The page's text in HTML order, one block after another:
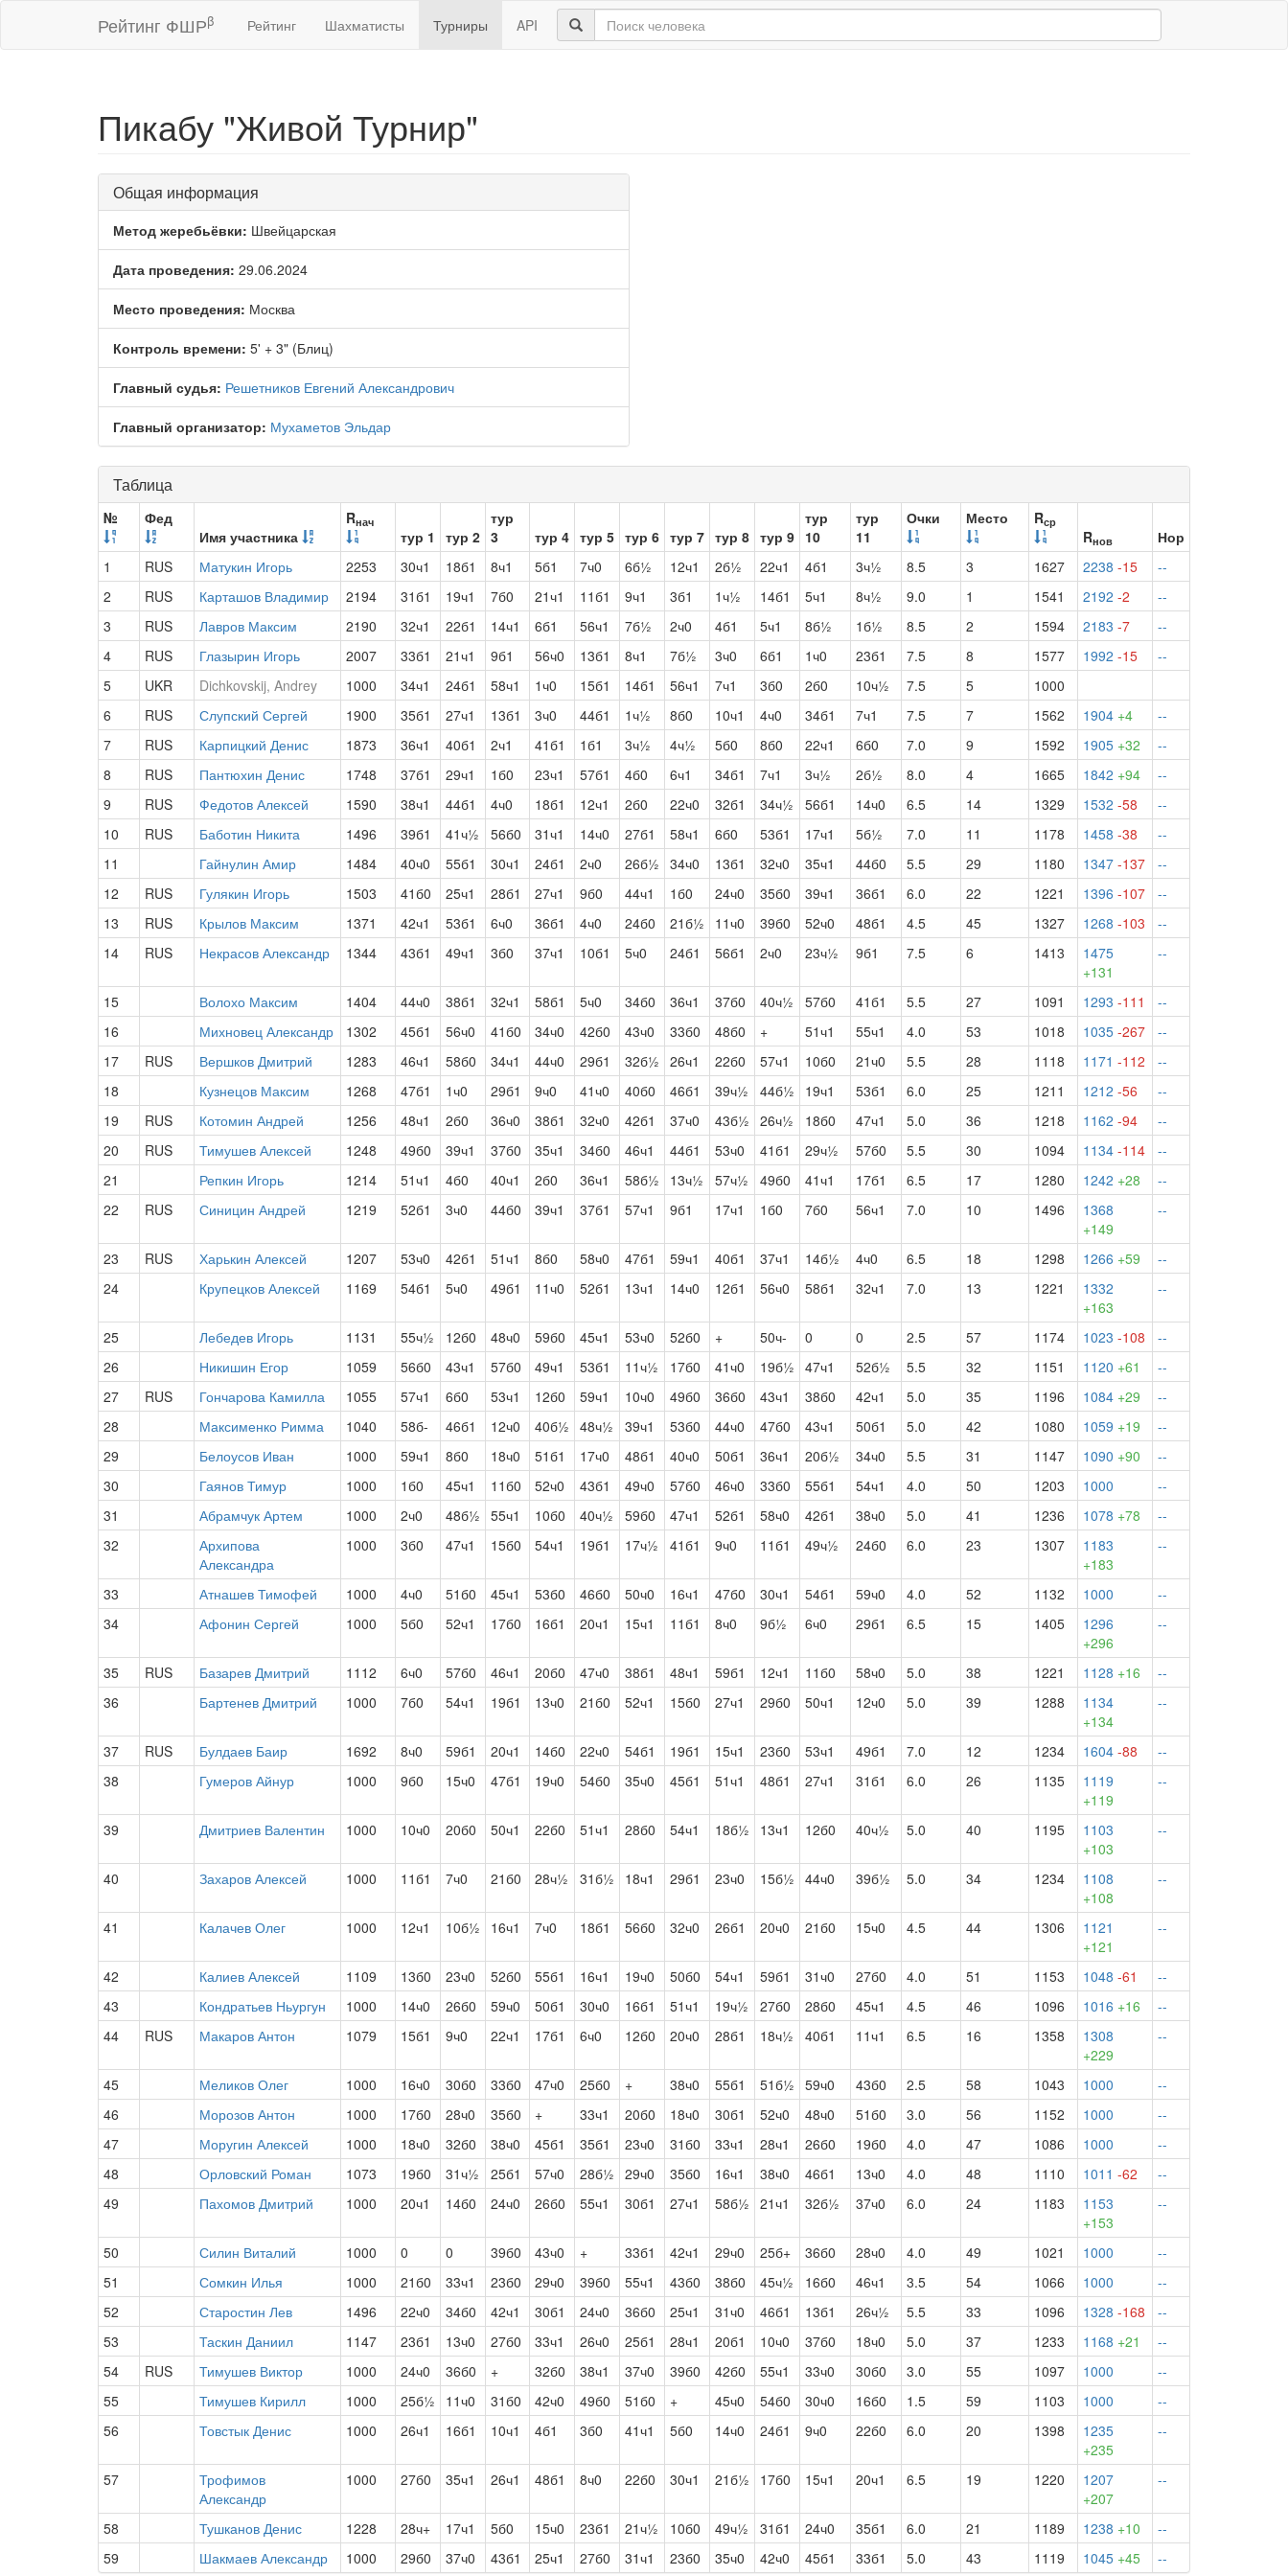
Рейтинг ФШРβ Рейтинг Шахматисты Турниры API
Пикабу "Живой Турнир"
Общая информация
Метод жеребьёвки: Швейцарская
Дата проведения: 29.06.2024
Место проведения: Москва
Контроль времени: 5' + 3" (Блиц)
Главный судья: Решетников Евгений Александрович
Главный организатор: Мухаметов Эльдар
Таблица
№
Фед
Имя участника
Rнач
тур 1 тур 2
тур
3
тур 4 тур 5 тур 6 тур 7 тур 8 тур 9
тур
10
тур
11
Очки Место Rср
Rнов
Нор
1
RUS Матукин Игорь 2253 30ч1 18б1 8ч1 5б1 7ч0 6б½ 12ч1 2б½ 22ч1 4б1 3ч½ 8.5 3 1627 2238 -15
--
2
RUS Карташов Владимир 2194 31б1 19ч1 7б0 21ч1 11б1 9ч1 3б1 1ч½ 14б1 5ч1 8ч½ 9.0 1 1541 2192 -2
--
3
RUS Лавров Максим 2190 32ч1 22б1 14ч1 6б1 56ч1 7б½ 2ч0 4б1 5ч1 8б½ 1б½ 8.5 2 1594 2183 -7
--
4
RUS Глазырин Игорь 2007 33б1 21ч1 9б1 56ч0 13б1 8ч1 7б½ 3ч0 6б1 1ч0 23б1 7.5 8 1577 1992 -15
--
5
UKR Dichkovskij, Andrey 1000 34ч1 24б1 58ч1 1ч0 15б1 14б1 56ч1 7ч1 3б0 2б0 10ч½ 7.5 5
1000
6
RUS Слупский Сергей 1900 35б1 27ч1 13б1 3ч0 44б1 1ч½ 8б0 10ч1 4ч0 34б1 7ч1 7.5 7 1562 1904 +4
--
7
RUS Карпицкий Денис 1873 36ч1 40б1 2ч1 41б1 1б1 3ч½ 4ч½ 5б0 8б0 22ч1 6б0 7.0 9 1592 1905 +32
--
8
RUS Пантюхин Денис 1748 37б1 29ч1 1б0 23ч1 57б1 4б0 6ч1 34б1 7ч1 3ч½ 2б½ 8.0 4 1665 1842 +94
--
9
RUS Федотов Алексей 1590 38ч1 44б1 4ч0 18б1 12ч1 2б0 22ч0 32б1 34ч½ 56б1 14ч0 6.5 14 1329 1532 -58
--
10
RUS Баботин Никита 1496 39б1 41ч½ 56б0 31ч1 14ч0 27б1 58ч1 6б0 53б1 17ч1 5б½ 7.0 11 1178 1458 -38
--
11
Гайнулин Амир 1484 40ч0 55б1 30ч1 24б1 2ч0 26б½ 34ч0 13б1 32ч0 35ч1 44б0 5.5 29 1180 1347 -137
--
12
RUS Гулякин Игорь 1503 41б0 25ч1 28б1 27ч1 9б0 44ч1 1б0 24ч0 35б0 39ч1 36б1 6.0 22 1221 1396 -107
--
13
RUS Крылов Максим 1371 42ч1 53б1 6ч0 36б1 4ч0 24б0 21б½ 11ч0 39б0 52ч0 48б1 4.5 45 1327 1268 -103
--
14
RUS Некрасов Александр 1344 43б1 49ч1 3б0 37ч1 10б1 5ч0 24б1 56б1 2ч0 23ч½ 9б1 7.5 6 1413
1475
+131
--
15 Волохо Максим 1404 44ч0 38б1 32ч1 58б1 5ч0 34б0 36ч1 37б0 40ч½ 57б0 41б1 5.5 27 1091 1293 -111
--
16
Михновец Александр 1302 45б1 56ч0 41б0 34ч0 42б0 43ч0 33б0 48б0 + 51ч1 55ч1 4.0 53 1018 1035 -267
--
17
RUS Вершков Дмитрий 1283 46ч1 58б0 34ч1 44ч0 29б1 32б½ 26ч1 22б0 57ч1 10б0 21ч0 5.5 28 1118 1171 -112
--
18
Кузнецов Максим 1268 47б1 1ч0 29б1 9ч0 41ч0 40б0 46б1 39ч½ 44б½ 19ч1 53б1 6.0 25 1211 1212 -56
--
19
RUS Котомин Андрей 1256 48ч1 2б0 36ч0 38б1 32ч0 42б1 37ч0 43б½ 26ч½ 18б0 47ч1 5.0 36 1218 1162 -94
--
20
RUS Тимушев Алексей 1248 49б0 39ч1 37б0 35ч1 34б0 46ч1 44б1 53ч0 41б1 29ч½ 57б0 5.5 30 1094 1134 -114
--
21
Репкин Игорь 1214 51ч1 4б0 40ч1 2б0 36ч1 58б½ 13ч½ 57ч½ 49б0 41ч1 17б1 6.5 17 1280 1242 +28
--
22
RUS Синицин Андрей 1219 52б1 3ч0 44б0 39ч1 37б1 57ч1 9б1 17ч1 1б0 7б0 56ч1 7.0 10 1496
1368
+149
--
23 RUS Харькин Алексей 1207 53ч0 42б1 51ч1 8б0 58ч0 47б1 59ч1 40б1 37ч1 14б½ 4ч0 6.5 18 1298 1266 +59
--
24
Крупецков Алексей 1169 54б1 5ч0 49б1 11ч0 52б1 13ч1 14ч0 12б1 56ч0 58б1 32ч1 7.0 13 1221
1332
+163
--
25 Лебедев Игорь 1131 55ч½ 12б0 48ч0 59б0 45ч1 53ч0 52б0 + 50ч- 0 0 2.5 57 1174 1023 -108
--
26
Никишин Егор 1059 56б0 43ч1 57б0 49ч1 53б1 11ч½ 17б0 41ч0 19б½ 47ч1 52б½ 5.5 32 1151 1120 +61
--
27
RUS Гончарова Камилла 1055 57ч1 6б0 53ч1 12б0 59ч1 10ч0 49б0 36б0 43ч1 38б0 42ч1 5.0 35 1196 1084 +29
--
28
Максименко Римма 1040 58б- 46б1 12ч0 40б½ 48ч½ 39ч1 53б0 44ч0 47б0 43ч1 50б1 5.0 42 1080 1059 +19
--
29
Белоусов Иван 1000 59ч1 8б0 18ч0 51б1 17ч0 48б1 40ч0 50б1 36ч1 20б½ 34ч0 5.5 31 1147 1090 +90
--
30
Гаянов Тимур 1000 1б0 45ч1 11б0 52ч0 43б1 49ч0 57б0 46ч0 33б0 55б1 54ч1 4.0 50 1203 1000
--
31
Абрамчук Артем 1000 2ч0 48б½ 55ч1 10б0 40ч½ 59б0 47ч1 52б1 58ч0 42б1 38ч0 5.0 41 1236 1078 +78
--
32
Архипова
Александра
1000 3б0 47ч1 15б0 54ч1 19б1 17ч½ 41б1 9ч0 11б1 49ч½ 24б0 6.0 23 1307
1183
+183
--
33 Атнашев Тимофей 1000 4ч0 51б0 45ч1 53б0 46б0 50ч0 16ч1 47б0 30ч1 54б1 59ч0 4.0 52 1132 1000
--
34
Афонин Сергей 1000 5б0 52ч1 17б0 16б1 20ч1 15ч1 11б1 8ч0 9б½ 6ч0 29б1 6.5 15 1405
1296
+296
--
35 RUS Базарев Дмитрий 1112 6ч0 57б0 46ч1 20б0 47ч0 38б1 48ч1 59б1 12ч1 11б0 58ч0 5.0 38 1221 1128 +16
--
36
Бартенев Дмитрий 1000 7б0 54ч1 19б1 13ч0 21б0 52ч1 15б0 27ч1 29б0 50ч1 12ч0 5.0 39 1288
1134
+134
--
37 RUS Булдаев Баир 1692 8ч0 59б1 20ч1 14б0 22ч0 54б1 19б1 15ч1 23б0 53ч1 49б1 7.0 12 1234 1604 -88
--
38
Гумеров Айнур 1000 9б0 15ч0 47б1 19ч0 54б0 35ч0 45б1 51ч1 48б1 27ч1 31б1 6.0 26 1135
1119
+119
--
39 Дмитриев Валентин 1000 10ч0 20б0 50ч1 22б0 51ч1 28б0 54ч1 18б½ 13ч1 12б0 40ч½ 5.0 40 1195
1103
+103
--
40 Захаров Алексей 1000 11б1 7ч0 21б0 28ч½ 31б½ 18ч1 29б1 23ч0 15б½ 44ч0 39б½ 5.0 34 1234
1108
+108
--
41 Калачев Олег 1000 12ч1 10б½ 16ч1 7ч0 18б1 56б0 32ч0 26б1 20ч0 21б0 15ч0 4.5 44 1306
1121
+121
--
42 Калиев Алексей 1109 13б0 23ч0 52б0 55б1 16ч1 19ч0 50б0 54ч1 59б1 31ч0 27б0 4.0 51 1153 1048 -61
--
43
Кондратьев Ньургун 1000 14ч0 26б0 59ч0 50б1 30ч0 16б1 51ч1 19ч½ 27б0 28б0 45ч1 4.5 46 1096 1016 +16
--
44
RUS Макаров Антон 1079 15б1 9ч0 22ч1 17б1 6ч0 12б0 20ч0 28б1 18ч½ 40б1 11ч1 6.5 16 1358
1308
+229
--
45 Меликов Олег 1000 16ч0 30б0 33б0 47ч0 25б0 + 38ч0 55б1 51б½ 59ч0 43б0 2.5 58 1043 1000
--
46
Морозов Антон 1000 17б0 28ч0 35б0 + 33ч1 20б0 18ч0 30б1 52ч0 48ч0 51б0 3.0 56 1152 1000
--
47
Моругин Алексей 1000 18ч0 32б0 38ч0 45б1 35б1 23ч0 31б0 33ч1 28ч1 26б0 19б0 4.0 47 1086 1000
--
48
Орловский Роман 1073 19б0 31ч½ 25б1 57ч0 28б½ 29ч0 35б0 16ч1 38ч0 46б1 13ч0 4.0 48 1110 1011 -62
--
49
Пахомов Дмитрий 1000 20ч1 14б0 24ч0 26б0 55ч1 30б1 27ч1 58б½ 21ч1 32б½ 37ч0 6.0 24 1183
1153
+153
--
50 Силин Виталий 1000 0 0 39б0 43ч0 + 33б1 42ч1 29ч0 25б+ 36б0 28ч0 4.0 49 1021 1000
--
51
Сомкин Илья 1000 21б0 33ч1 23б0 29ч0 39б0 55ч1 43б0 38б0 45ч½ 16б0 46ч1 3.5 54 1066 1000
--
52
Старостин Лев 1496 22ч0 34б0 42ч1 30б1 24ч0 36б0 25ч1 31ч0 46б1 13б1 26ч½ 5.5 33 1096 1328 -168
--
53
Таскин Даниил 1147 23б1 13ч0 27б0 33ч1 26ч0 25б1 28ч1 20б1 10ч0 37б0 18ч0 5.0 37 1233 1168 +21
--
54
RUS Тимушев Виктор 1000 24ч0 36б0 + 32б0 38ч1 37ч0 39б0 42б0 55ч1 33ч0 30б0 3.0 55 1097 1000
--
55
Тимушев Кирилл 1000 25б½ 11ч0 31б0 42ч0 49б0 51б0 + 45ч0 54б0 30ч0 16б0 1.5 59 1103 1000
--
56
Товстык Денис 1000 26ч1 16б1 10ч1 4б1 3б0 41ч1 5б0 14ч0 24б1 9ч0 22б0 6.0 20 1398
1235
+235
--
57
Трофимов
Александр
1000 27б0 35ч1 26ч1 48б1 8ч0 22б0 30ч1 21б½ 17б0 15ч1 20ч1 6.5 19 1220
1207
+207
--
58 Тушканов Денис 1228 28ч+ 17ч1 5б0 15ч0 23б1 21ч½ 10б0 49ч½ 31б1 24ч0 35б1 6.0 21 1189 1238 +10
--
59
Шакмаев Александр 1000 29б0 37ч0 43б1 25ч1 27б0 31ч1 23б0 35ч0 42ч0 45б1 33б1 5.0 43 1119 1045 +45 --